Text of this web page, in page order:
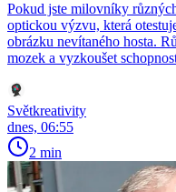
Pokud jste milovníky
optickou výzvu, která
obrázku nevítaného hosta.
mozek a vyzkoušet
Světkreativity
dnes, 06:55
2 min